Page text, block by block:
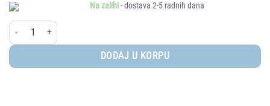
Na zalihi- dostava 2-5 radnih dana
Elodie® rukavice, Pebble Green, 0-12 mj količina
DODAJ U KORPU